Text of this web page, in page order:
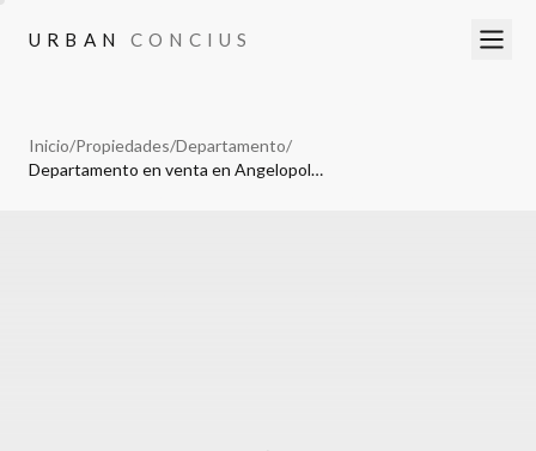
URBAN CONCIUS
URBAN CONCIUS
Inicio/Propiedades/Departamento/
Departamento en venta en Angelopolis, Atlixcayotl, Puebla.